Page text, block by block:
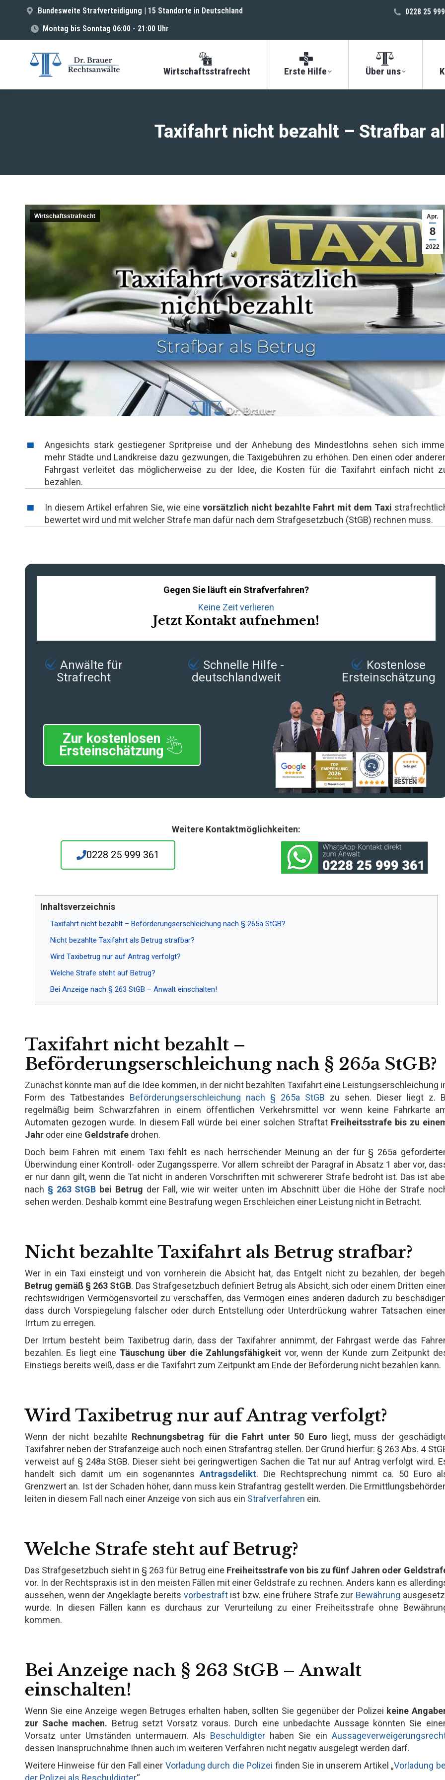
Bundesweite Strafverteidigung | 15 Standorte in Deutschland
Montag bis Sonntag 06:00 - 21:00 Uhr
0228 25
Wirtschaftsstrafrecht Erste Hilfe Über uns
Taxifahrt nicht bezahlt – Strafbar
Apr.
8
2022
Wirtschaftsstrafrecht
Angesichts stark gestiegener Spritpreise und der Anhebung des Mindestlohns sehen sich
mehr Städte und Landkreise dazu gezwungen, die Taxigebühren zu erhöhen. Den einen oder
Fahrgast verleitet das möglicherweise zu der Idee, die Kosten für die Taxifahrt einfach nicht
bezahlen.
In diesem Artikel erfahren Sie, wie eine vorsätzlich nicht bezahlte Fahrt mit dem Taxi
bewertet wird und mit welcher Strafe man dafür nach dem Strafgesetzbuch (StGB) rechnen muss.
Gegen Sie läuft ein Strafverfahren?
Keine Zeit verlieren
Jetzt Kontakt aufnehmen!
Anwälte für
Strafrecht
Schnelle Hilfe -
deutschlandweit
Kostenlose
Ersteinschätzung
Zur kostenlosen
Ersteinschätzung
Weitere Kontaktmöglichkeiten:
0228 25 999 361
Inhaltsverzeichnis
Taxifahrt nicht bezahlt – Beförderungserschleichung nach § 265a StGB?
Nicht bezahlte Taxifahrt als Betrug strafbar?
Wird Taxibetrug nur auf Antrag verfolgt?
Welche Strafe steht auf Betrug?
Bei Anzeige nach § 263 StGB – Anwalt einschalten!
Taxifahrt nicht bezahlt –
Beförderungserschleichung nach § 265a StGB?
Zunächst könnte man auf die Idee kommen, in der nicht bezahlten Taxifahrt eine Leistungserschleichung
Form des Tatbestandes Beförderungserschleichung nach § 265a StGB zu sehen. Dieser liegt z.
regelmäßig beim Schwarzfahren in einem öffentlichen Verkehrsmittel vor wenn keine Fahrkarte
Automaten gezogen wurde. In diesem Fall würde bei einer solchen Straftat Freiheitsstrafe bis zu
Jahr oder eine Geldstrafe drohen.
Doch beim Fahren mit einem Taxi fehlt es nach herrschender Meinung an der für § 265a
Überwindung einer Kontroll- oder Zugangssperre. Vor allem schreibt der Paragraf in Absatz 1 aber vor,
er nur dann gilt, wenn die Tat nicht in anderen Vorschriften mit schwererer Strafe bedroht ist. Das ist
nach § 263 StGB bei Betrug der Fall, wie wir weiter unten im Abschnitt über die Höhe der Strafe
sehen werden. Deshalb kommt eine Bestrafung wegen Erschleichen einer Leistung nicht in Betracht.
Nicht bezahlte Taxifahrt als Betrug strafbar?
Wer in ein Taxi einsteigt und von vornherein die Absicht hat, das Entgelt nicht zu bezahlen, der
Betrug gemäß § 263 StGB. Das Strafgesetzbuch definiert Betrug als Absicht, sich oder einem Dritten
rechtswidrigen Vermögensvorteil zu verschaffen, das Vermögen eines anderen dadurch zu
dass durch Vorspiegelung falscher oder durch Entstellung oder Unterdrückung wahrer Tatsachen
Irrtum zu erregen.
Der Irrtum besteht beim Taxibetrug darin, dass der Taxifahrer annimmt, der Fahrgast werde das
bezahlen. Es liegt eine Täuschung über die Zahlungsfähigkeit vor, wenn der Kunde zum Zeitpunkt
Einstiegs bereits weiß, dass er die Taxifahrt zum Zeitpunkt am Ende der Beförderung nicht bezahlen kann.
Wird Taxibetrug nur auf Antrag verfolgt?
Wenn der nicht bezahlte Rechnungsbetrag für die Fahrt unter 50 Euro liegt, muss der
Taxifahrer neben der Strafanzeige auch noch einen Strafantrag stellen. Der Grund hierfür: § 263 Abs. 4
verweist auf § 248a StGB. Dieser sieht bei geringwertigen Sachen die Tat nur auf Antrag verfolgt wird.
handelt sich damit um ein sogenanntesAntragsdelikt. Die Rechtsprechung nimmt ca. 50 Euro
Grenzwert an. Ist der Schaden höher, dann muss kein Strafantrag gestellt werden. Die
leiten in diesem Fall nach einer Anzeige von sich aus ein Strafverfahren ein.
Welche Strafe steht auf Betrug?
Das Strafgesetzbuch sieht in § 263 für Betrug eine Freiheitsstrafe von bis zu fünf Jahren oder
vor. In der Rechtspraxis ist in den meisten Fällen mit einer Geldstrafe zu rechnen. Anders kann es
aussehen, wenn der Angeklagte bereits vorbestraftist bzw. eine frühere Strafe zur Bewährung
wurde. In diesen Fällen kann es durchaus zur Verurteilung zu einer Freiheitsstrafe ohne
kommen.
Bei Anzeige nach § 263 StGB – Anwalt
einschalten!
Wenn Sie eine Anzeige wegen Betruges erhalten haben, sollten Sie gegenüber der Polizei keine
zur Sache machen. Betrug setzt Vorsatz voraus. Durch eine unbedachte Aussage könnten Sie
Vorsatz unter Umständen untermauern. Als Beschuldigterhaben Sie ein
dessen Inanspruchnahme Ihnen auch im weiteren Verfahren nicht negativ ausgelegt werden darf.
Weitere Hinweise für den Fall einer Vorladung durch die Polizei finden Sie in unserem Artikel „Vorladung
der Polizei als Beschuldigter“.